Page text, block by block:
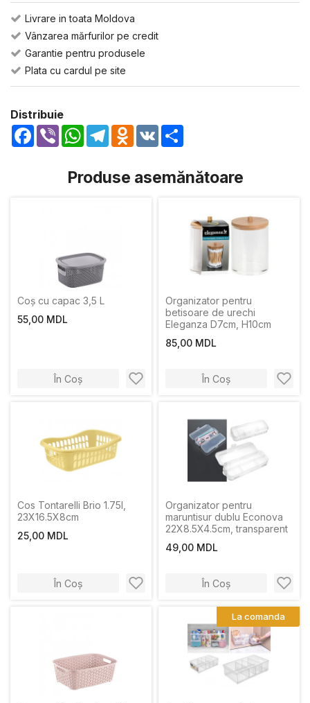
Livrare in toata Moldova
Vânzarea mărfurilor pe credit
Garantie pentru produsele
Plata cu cardul pe site
Distribuie
Facebook
Viber WhatsApp
TelegramOdnoklassniki
VK
Produse asemănătoare
Coș cu capac 3,5 L
55,00 MDL
În Coș
Organizator pentru
betisoare de urechi
Eleganza D7cm, H10cm
85,00 MDL
În Coș
Cos Tontarelli Brio 1.75l,
23Х16.5Х8cm
25,00 MDL
În Coș
Organizator pentru
maruntisur dublu Econova
22X8.5X4.5cm, transparent
49,00 MDL
În Coș
La comanda